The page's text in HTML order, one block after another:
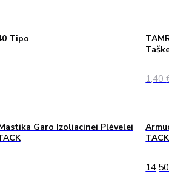
27,50 €
Tipo
1,40
Garo Izoliacinei Plėvelei
TACK